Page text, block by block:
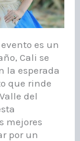
es un
Cali se
la esperada
que rinde
del
mejores
por un